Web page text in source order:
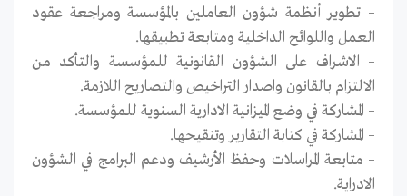
– تطوير أنظمة شؤون العاملين بالمؤسسة ومراجعة عقود
العمل واللوائح الداخلية ومتابعة تطبيقها.
– الاشراف على الشؤون القانونية للمؤسسة والتأكد من
الالتزام بالقانون واصدار التراخيص والتصاريح اللازمة.
– المشاركة في وضع الميزانية الادارية السنوية للمؤسسة.
– المشاركة في كتابة التقارير وتنقيحها.
– متابعة المراسلات وحفظ الأرشيف ودعم البرامج في الشؤون
الادراية.